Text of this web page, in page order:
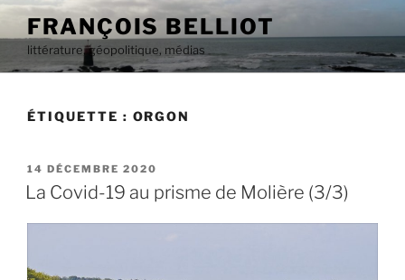
Aller
contenu
principal
FRANÇOIS BELLIOT
littérature, géopolitique, médias
ÉTIQUETTE : ORGON
PUBLIÉ
LE
14 DÉCEMBRE 2020
La Covid-19 au prisme de Molière (3/3)